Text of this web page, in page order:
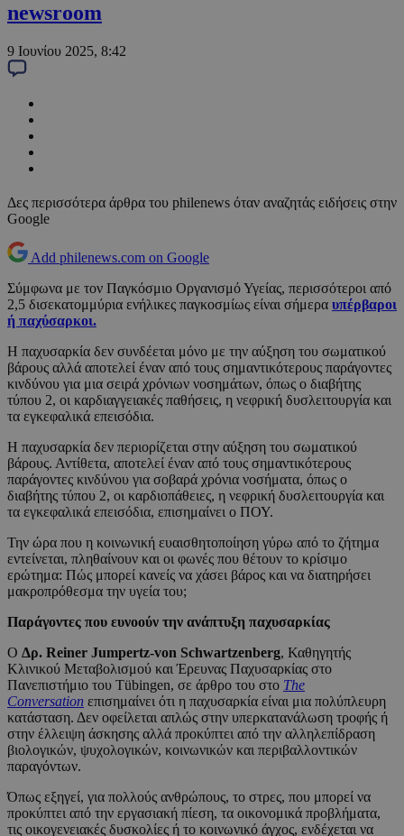
newsroom
9 Ιουνίου 2025, 8:42
Δες περισσότερα άρθρα του philenews όταν αναζητάς ειδήσεις στην
Google
Add philenews.com on Google
Σύμφωνα με τον Παγκόσμιο Οργανισμό Υγείας, περισσότεροι από
2,5 δισεκατομμύρια ενήλικες παγκοσμίως είναι σήμερα υπέρβαροι
ή παχύσαρκοι.
Η παχυσαρκία δεν συνδέεται μόνο με την αύξηση του σωματικού
βάρους αλλά αποτελεί έναν από τους σημαντικότερους παράγοντες
κινδύνου για μια σειρά χρόνιων νοσημάτων, όπως ο διαβήτης
τύπου 2, οι καρδιαγγειακές παθήσεις, η νεφρική δυσλειτουργία και
τα εγκεφαλικά επεισόδια.
Η παχυσαρκία δεν περιορίζεται στην αύξηση του σωματικού
βάρους. Αντίθετα, αποτελεί έναν από τους σημαντικότερους
παράγοντες κινδύνου για σοβαρά χρόνια νοσήματα, όπως ο
διαβήτης τύπου 2, οι καρδιοπάθειες, η νεφρική δυσλειτουργία και
τα εγκεφαλικά επεισόδια, επισημαίνει ο ΠΟΥ.
Την ώρα που η κοινωνική ευαισθητοποίηση γύρω από το ζήτημα
εντείνεται, πληθαίνουν και οι φωνές που θέτουν το κρίσιμο
ερώτημα: Πώς μπορεί κανείς να χάσει βάρος και να διατηρήσει
μακροπρόθεσμα την υγεία του;
Παράγοντες που ευνοούν την ανάπτυξη παχυσαρκίας
Ο Δρ. Reiner Jumpertz-von Schwartzenberg, Καθηγητής
Κλινικού Μεταβολισμού και Έρευνας Παχυσαρκίας στο
Πανεπιστήμιο του Tübingen, σε άρθρο του στο The
Conversation επισημαίνει ότι η παχυσαρκία είναι μια πολύπλευρη
κατάσταση. Δεν οφείλεται απλώς στην υπερκατανάλωση τροφής ή
στην έλλειψη άσκησης αλλά προκύπτει από την αλληλεπίδραση
βιολογικών, ψυχολογικών, κοινωνικών και περιβαλλοντικών
παραγόντων.
Όπως εξηγεί, για πολλούς ανθρώπους, το στρες, που μπορεί να
προκύπτει από την εργασιακή πίεση, τα οικονομικά προβλήματα,
τις οικογενειακές δυσκολίες ή το κοινωνικό άγχος, ενδέχεται να